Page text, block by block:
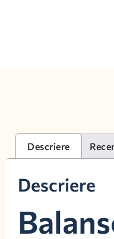
Descriere
Descriere